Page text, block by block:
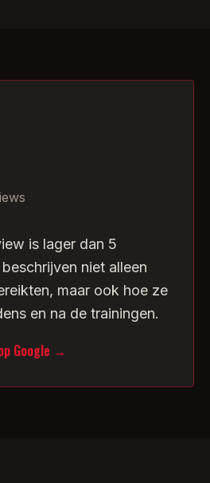
is lager dan 5
niet alleen
maar ook hoe ze
en na de trainingen.
Google →